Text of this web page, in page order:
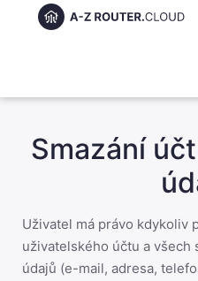
Smazání
Uživatel má právo kdykoliv
uživatelského účtu a
údajů (e-mail, adresa,